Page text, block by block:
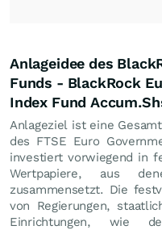
Anlageidee des
Funds - BlackRock
Index Fund
Anlageziel ist eine
des FTSE Euro
investiert vorwiegend in
Wertpapiere, aus
zusammensetzt. Die
von Regierungen,
Einrichtungen, wie